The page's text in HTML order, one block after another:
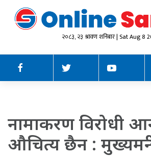
२०८३, २३ श्रावण शनिबार | Sat Aug 8
नामाकरण विरोधी
औचित्य छैन :